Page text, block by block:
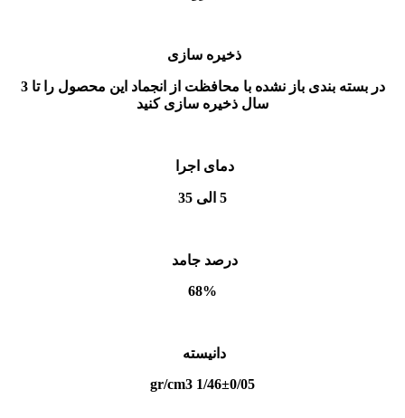
ذخیره سازی
در بسته بندی باز نشده با محافظت از انجماد این محصول را تا 3
سال ذخیره سازی کنید
دمای اجرا
5 الی 35
درصد جامد
68%
دانیسته
1/46±0/05 gr/cm3